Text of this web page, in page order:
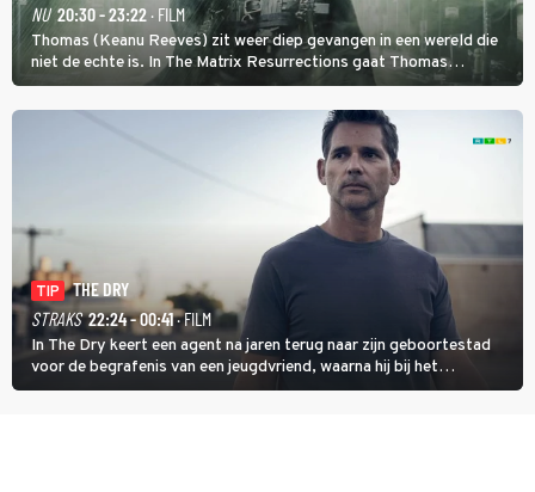
NU 20:30 - 23:22 · FILM
Thomas (Keanu Reeves) zit weer diep gevangen in een wereld die
niet de echte is. In The Matrix Resurrections gaat Thomas
proberen uit deze schijnwereld te ontsnappen.
TIP
THE DRY
STRAKS 22:24 - 00:41· FILM
In The Dry keert een agent na jaren terug naar zijn geboortestad
voor de begrafenis van een jeugdvriend, waarna hij bij het
onderzoeken van diens dood een verband begint te vermoeden